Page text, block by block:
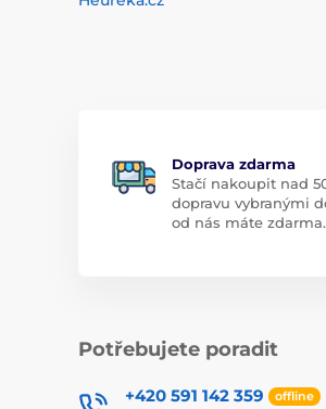
Doprava zdarma
Stačí nakoupit nad
dopravu vybranými
od nás máte zdarma.
Potřebujete poradit
+420 591 142 359 offline